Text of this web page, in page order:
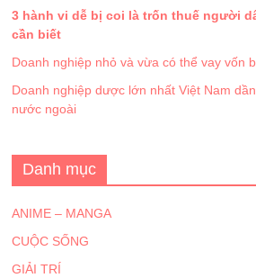
3 hành vi dễ bị coi là trốn thuế người
cần biết
Doanh nghiệp nhỏ và vừa có thể vay vốn
Doanh nghiệp dược lớn nhất Việt Nam
nước ngoài
Danh mục
ANIME – MANGA
CUỘC SỐNG
GIẢI TRÍ